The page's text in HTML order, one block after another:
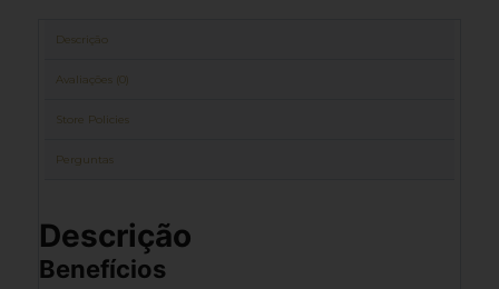
Descrição
Avaliações (0)
Store Policies
Perguntas
Descrição
Benefícios